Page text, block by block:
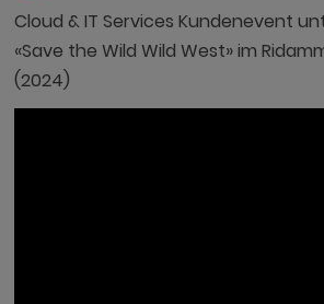
Cloud & IT Services Kundenevent
«Save the Wild Wild West» im
(2024)